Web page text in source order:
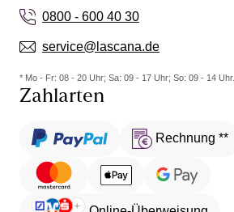
0800 - 600 40 30
service@lascana.de
* Mo - Fr: 08 - 20 Uhr; Sa: 09 - 17 Uhr; So: 09 - 14 Uhr.
Zahlarten
Rechnung **